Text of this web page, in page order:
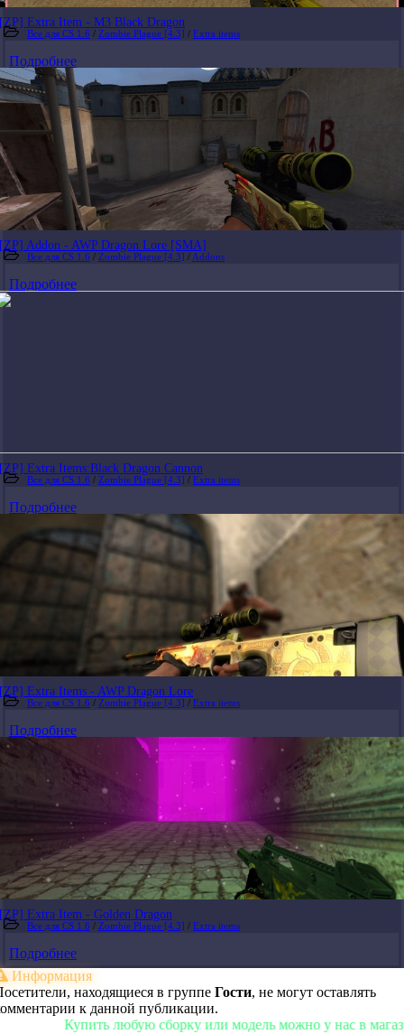
[ZP] Extra Item - M3 Black Dragon
Все для CS 1.6 / Zombie Plague [4.3] / Extra items
Подробнее
[ZP] Addon - AWP Dragon Lore [SMA]
Все для CS 1.6 / Zombie Plague [4.3] / Addons
Подробнее
[ZP] Extra Items:Black Dragon Cannon
Все для CS 1.6 / Zombie Plague [4.3] / Extra items
Подробнее
[ZP] Extra Items - AWP Dragon Lore
Все для CS 1.6 / Zombie Plague [4.3] / Extra items
Подробнее
[ZP] Extra Item - Golden Dragon
Все для CS 1.6 / Zombie Plague [4.3] / Extra items
Подробнее
Информация
находящиеся в группе Гости, не могут оставлять
к данной публикации.
Купить любую сборку или модель можно у нас в магазине!